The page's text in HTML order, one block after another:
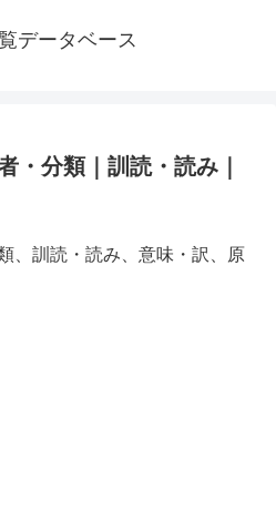
データベース
・分類｜訓読・読み｜
、訓読・読み、意味・訳、原